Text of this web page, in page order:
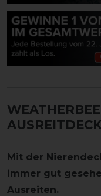
Mit der
immer gut
Ausreiten.